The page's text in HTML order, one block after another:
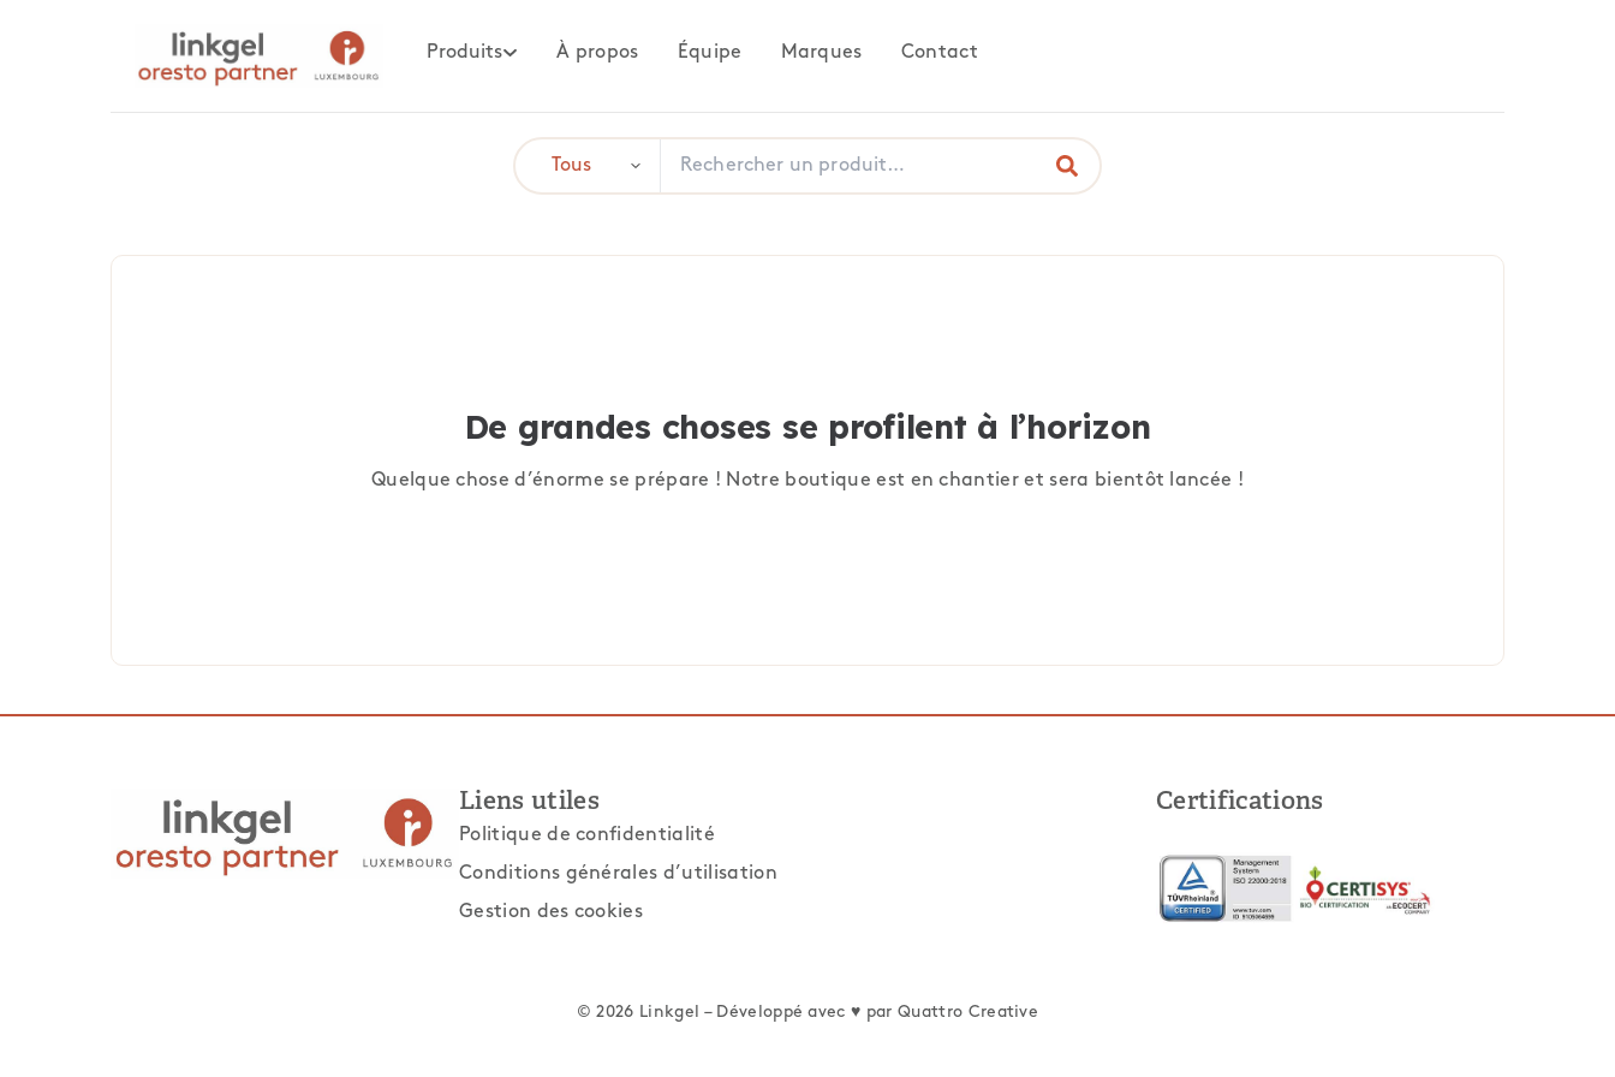
Produits À propos Équipe Marques Contact
De grandes choses se profilent à l’horizon
Quelque chose d’énorme se prépare ! Notre boutique est en chantier et sera bientôt lancée !
Liens utiles
Politique de confidentialité
Conditions générales d’utilisation
Gestion des cookies
Certifications
© 2026 Linkgel – Développé avec ♥ parQuattro Creative